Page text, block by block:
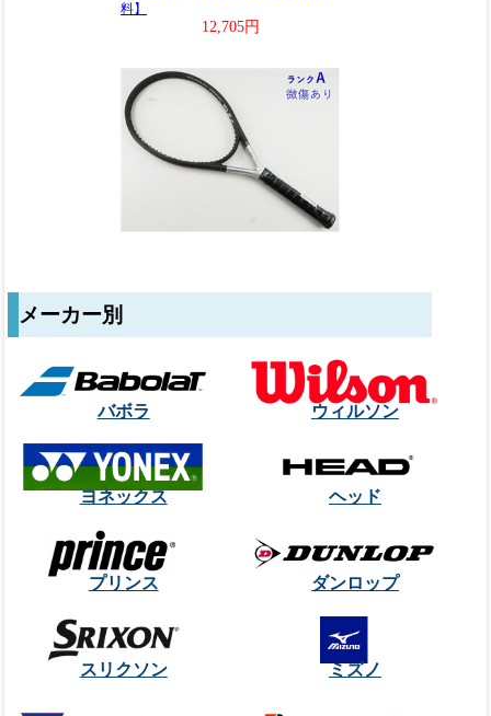
メーカー別
バボラ ウィルソン
ヨネックス ヘッド
プリンス ダンロップ
スリクソン ミズノ